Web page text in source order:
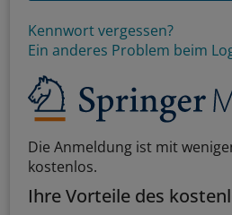
Kennwort vergessen?
Ein anderes Problem beim
Die Anmeldung ist mit
kostenlos.
Ihre Vorteile des